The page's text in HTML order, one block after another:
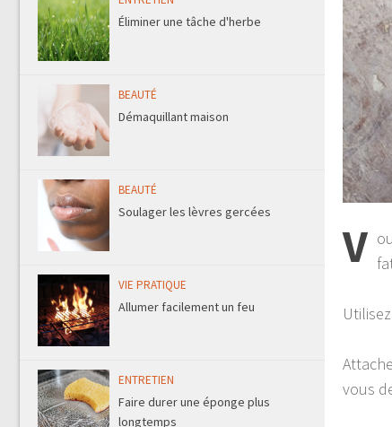
V
vous
Éliminer une tâche d'herbe
BEAUTÉ
Démaquillant maison
BEAUTÉ
Soulager les lèvres gercées
VIE PRATIQUE
Allumer facilement un feu
ENTRETIEN
Faire durer une éponge plus
longtemps